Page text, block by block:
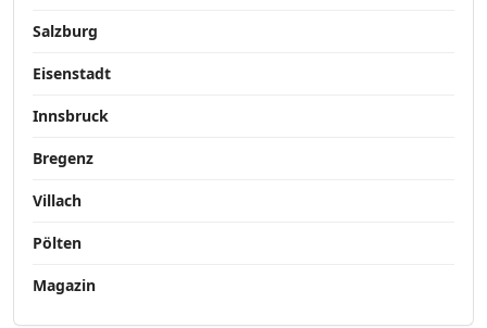
Salzburg
Eisenstadt
Innsbruck
Bregenz
Villach
Pölten
Magazin